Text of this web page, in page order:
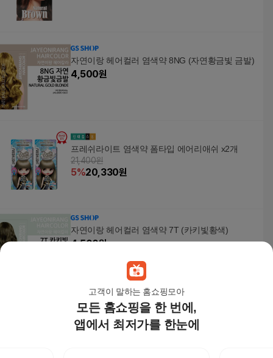
고객이 말하는 홈쇼핑모아
모든 홈쇼핑을 한 번에,
앱에서 최저가를 한눈에
자연이랑 헤어컬러 염색약 8NG (자연황금빛 금발)
4,500원
프레쉬라이트 염색약 폼타입 에어리애쉬 x2개
21,400원
5%20,330원
자연이랑 헤어컬러 염색약 7T (카키빛황색)
4,500원
사이오스 리페어 트리트먼트 680ml x3개
33,400원